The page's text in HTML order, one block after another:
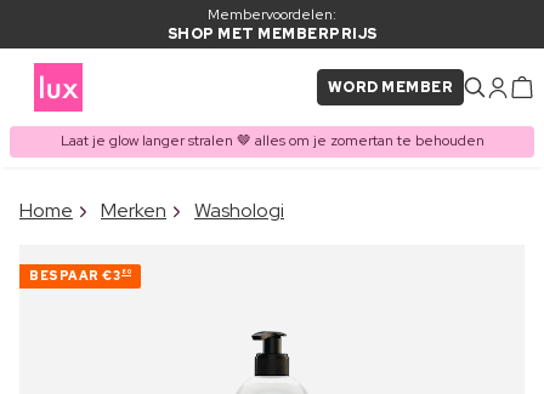
Membervoordelen:
SHOP MET MEMBERPRIJS
WORD MEMBER
Laat je glow langer stralen 🤎 alles om je zomertan te behouden
ITEM TOEGEVOEGD AAN
Vaak samen gekocht met
Home Merken Washologi
BESPAAR €3 80